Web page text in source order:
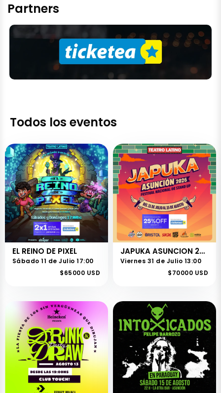
Partners
Todos los eventos
EL REINO DE PIXEL
Sábado 11 de Julio 17:00
$65000 USD
JAPUKA ASUNCION 2026
Viernes 31 de Julio 13:00
$70000 USD